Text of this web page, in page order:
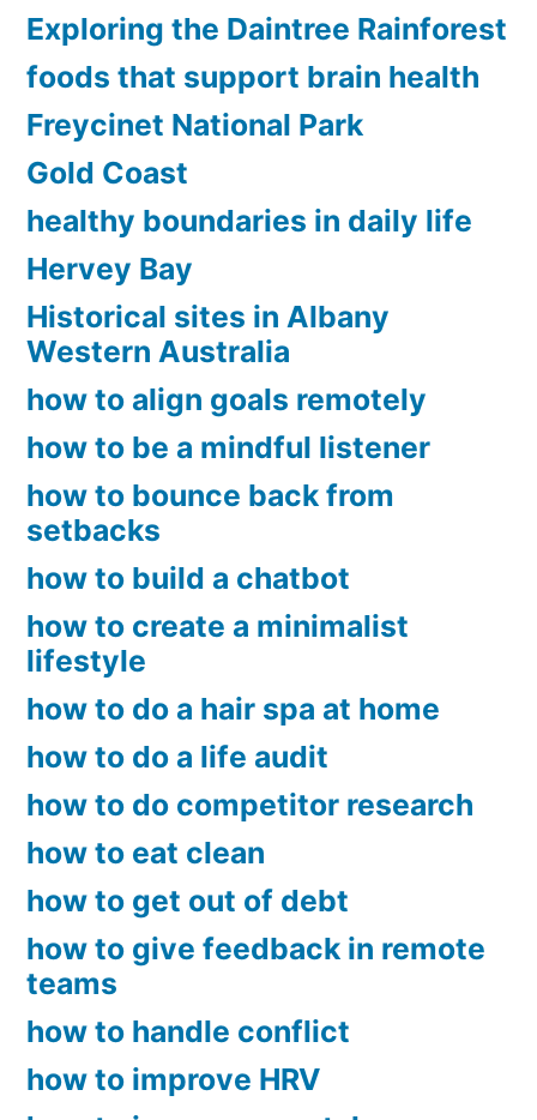
Exploring the Daintree Rainforest
foods that support brain health
Freycinet National Park
Gold Coast
healthy boundaries in daily life
Hervey Bay
Historical sites in Albany
Western Australia
how to align goals remotely
how to be a mindful listener
how to bounce back from
setbacks
how to build a chatbot
how to create a minimalist
lifestyle
how to do a hair spa at home
how to do a life audit
how to do competitor research
how to eat clean
how to get out of debt
how to give feedback in remote
teams
how to handle conflict
how to improve HRV